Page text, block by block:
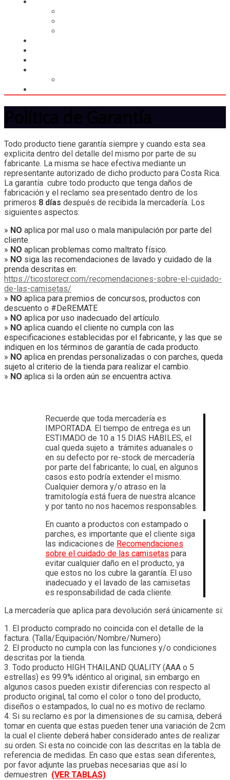
Todo producto tiene garantía siempre y cuando esta sea
explicita dentro del detalle del mismo por parte de su
fabricante. La misma se hace efectiva mediante un
representante autorizado de dicho producto para Costa Rica.
La garantía cubre todo producto que tenga daños de
fabricación y el reclamo sea presentado dentro de los
primeros 8 días después de recibida la mercadería. Los
siguientes aspectos:
» NO aplica por mal uso o mala manipulación por parte del
cliente.
» NO aplican problemas como maltrato físico.
» NO siga las recomendaciones de lavado y cuidado de la
prenda descritas en:
https://ticostorecr.com/recomendaciones-sobre-el-cuidado-
de-las-camisetas/
» NO aplica para premios de concursos, productos con
descuento o #DeREMATE
» NO aplica por uso inadecuado del artículo.
» NO aplica cuando el cliente no cumpla con las
especificaciones establecidas por el fabricante, y las que se
indiquen en los términos de garantía de cada producto.
» NO aplica en prendas personalizadas o con parches, queda
sujeto al criterio de la tienda para realizar el cambio.
» NO aplica si la orden aún se encuentra activa.
Recuerde que toda mercadería es
IMPORTADA. El tiempo de entrega es un
ESTIMADO de 10 a 15 DIAS HABILES, el
cual queda sujeto a trámites aduanales o
en su defecto por re-stock de mercadería
por parte del fabricante; lo cual, en algunos
casos esto podría extender el mismo.
Cualquier demora y/o atraso en la
tramitología está fuera de nuestra alcance
y por tanto no nos hacemos responsables.
En cuanto a productos con estampado o
parches, es importante que el cliente siga
las indicaciones de Recomendaciones
sobre el cuidado de las camisetas para
evitar cualquier daño en el producto, ya
que estos no los cubre la garantía. El uso
inadecuado y el lavado de las camisetas
es responsabilidad de cada cliente.
La mercadería que aplica para devolución será únicamente si:
1. El producto comprado no coincida con el detalle de la
factura. (Talla/Equipación/Nombre/Numero)
2. El producto no cumpla con las funciones y/o condiciones
descritas por la tienda.
3. Todo producto HIGH THAILAND QUALITY (AAA o 5
estrellas) es 99.9% idéntico al original, sin embargo en
algunos casos pueden existir diferencias con respecto al
producto original, tal como el color o tono del producto,
diseños o estampados, lo cual no es motivo de reclamo.
4. Si su reclamo es por la dimensiones de su camisa, deberá
tomar en cuenta que estas pueden tener una variación de 2cm
la cual el cliente deberá haber considerado antes de realizar
su orden. Si esta no coincide con las descritas en la tabla de
referencia de medidas. En caso que estas sean diferentes,
por favor adjunte las pruebas necesarias que así lo
demuestren (VER TABLAS)